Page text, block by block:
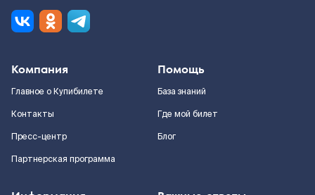
Компания
Главное о Купибилете
Контакты
Пресс-центр
Партнерская программа
Помощь
База знаний
Где мой билет
Блог